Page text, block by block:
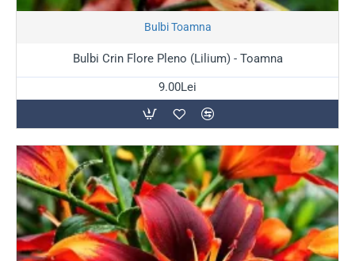
Bulbi Toamna
Bulbi Crin Flore Pleno (Lilium) - Toamna
9.00Lei